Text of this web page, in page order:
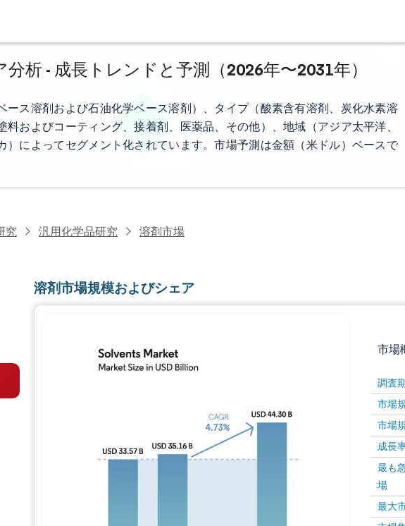
析 - 成長トレンドと予測（2026年〜2031年）
ース溶剤および石油化学ベース溶剤）、タイプ（酸素含有溶剤、炭化水素溶
およびコーティング、接着剤、医薬品、その他）、地域（アジア太平洋、
）によってセグメント化されています。市場予測は金額（米ドル）ベースで
究 汎用化学品研究 溶剤市場
溶剤市場規模およびシェア
市場
調査
市場
市場
成長
最も
場
最大
画像 © Mordor Intelligence。再利用にはCC BY 4.0の表